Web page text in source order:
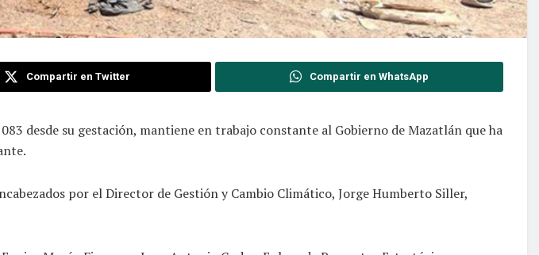
Compartir en Twitter Compartir en WhatsApp
desde su gestación, mantiene en trabajo constante al Gobierno de Mazatlán que ha
por el Director de Gestión y Cambio Climático, Jorge Humberto Siller,